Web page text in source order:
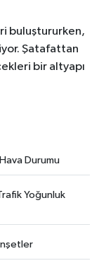
buluştururken,
Şatafattan
bir altyapı
Durumu
Yoğunluk